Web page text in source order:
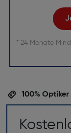
* 24 Monate
100% Optiker